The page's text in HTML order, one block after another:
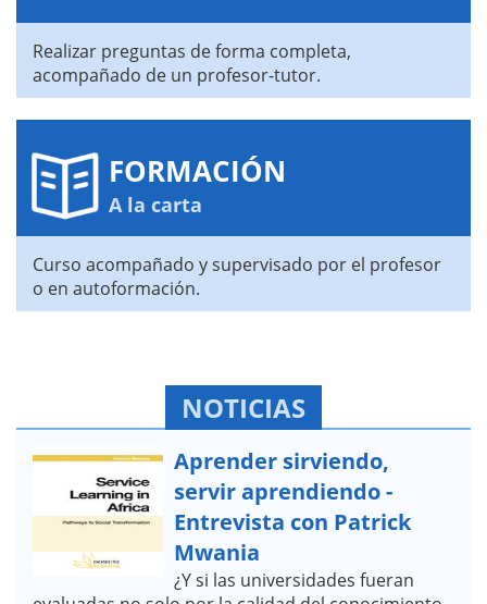
Realizar preguntas de forma completa,
acompañado de un profesor-tutor.
FORMACIÓN
A la carta
Curso acompañado y supervisado por el profesor
o en autoformación.
NOTICIAS
Aprender sirviendo,
servir aprendiendo -
Entrevista con Patrick
Mwania
¿Y si las universidades fueran